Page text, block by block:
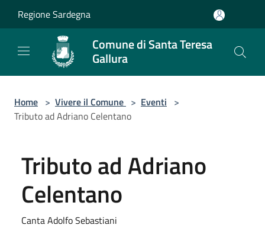
Regione Sardegna
Comune di Santa Teresa
Gallura
Home > Vivere il Comune > Eventi >
Tributo ad Adriano Celentano
Tributo ad Adriano
Celentano
Canta Adolfo Sebastiani